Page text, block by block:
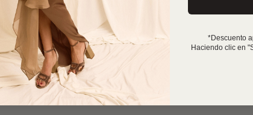
*Descuento
Haciendo clic en